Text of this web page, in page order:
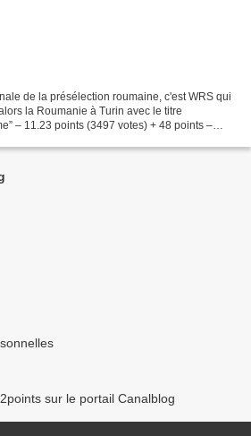
de la présélection roumaine, c'est WRS qui
la Roumanie à Turin avec le titre
– 11.23 points (3497 votes) + 48 points –
sur le portail Canalblog